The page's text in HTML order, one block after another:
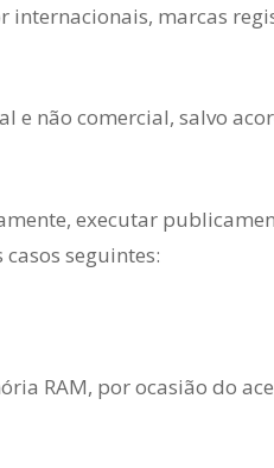
marcas
e não comercial, salvo
executar
seguintes:
RAM, por ocasião do